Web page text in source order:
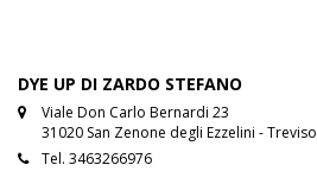
DYE UP DI ZARDO STEFANO
Viale Don Carlo Bernardi 23
31020 San Zenone degli Ezzelini - Treviso
Tel. 3463266976